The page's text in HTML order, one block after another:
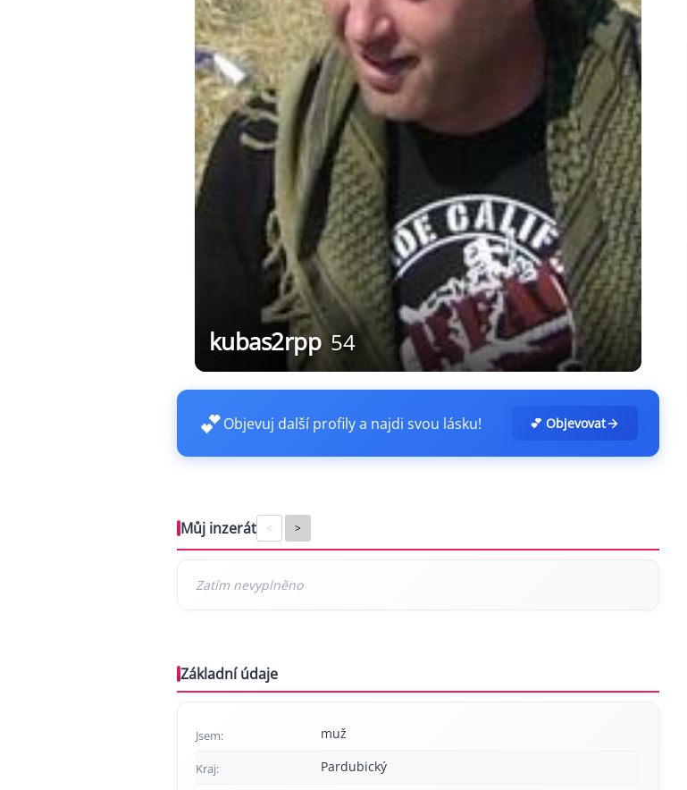
kubas2rpp 54
💕Objevuj další profily a najdi svou lásku! 💕 Objevovat
Můj inzerát < >
Základní údaje
Jsem: muž
Kraj: Pardubický